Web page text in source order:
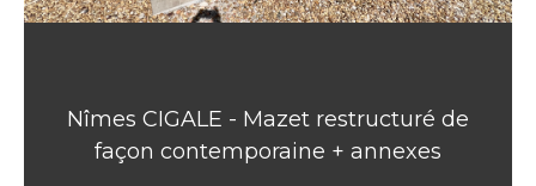
Nîmes CIGALE - Mazet restructuré de
façon contemporaine + annexes